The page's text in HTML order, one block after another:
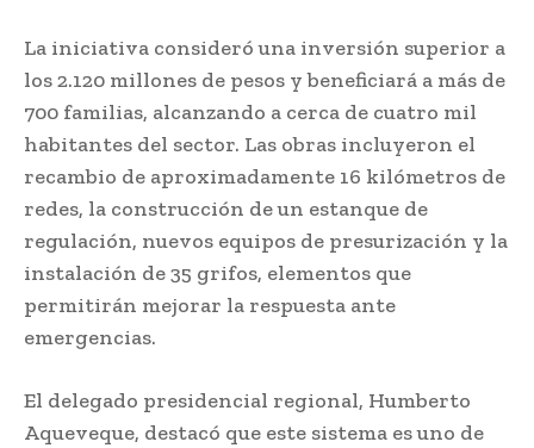
La iniciativa consideró una inversión superior a
los 2.120 millones de pesos y beneficiará a más de
700 familias, alcanzando a cerca de cuatro mil
habitantes del sector. Las obras incluyeron el
recambio de aproximadamente 16 kilómetros de
redes, la construcción de un estanque de
regulación, nuevos equipos de presurización y la
instalación de 35 grifos, elementos que
permitirán mejorar la respuesta ante
emergencias.
El delegado presidencial regional, Humberto
Aqueveque, destacó que este sistema es uno de